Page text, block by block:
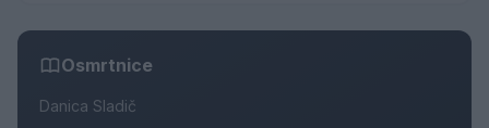
Osmrtnice
Danica Sladič